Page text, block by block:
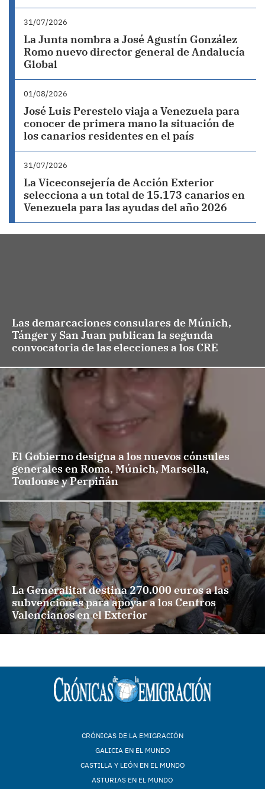
31/07/2026
La Junta nombra a José Agustín González
Romo nuevo director general de Andalucía
Global
01/08/2026
José Luis Perestelo viaja a Venezuela para
conocer de primera mano la situación de
los canarios residentes en el país
31/07/2026
La Viceconsejería de Acción Exterior
selecciona a un total de 15.173 canarios en
Venezuela para las ayudas del año 2026
Las demarcaciones consulares de Múnich,
Tánger y San Juan publican la segunda
convocatoria de las elecciones a los CRE
El Gobierno designa a los nuevos cónsules
generales en Roma, Múnich, Marsella,
Toulouse y Perpiñán
La Generalitat destina 270.000 euros a las
subvenciones para apoyar a los Centros
Valencianos en el Exterior
CRÓNICAS DE LA EMIGRACIÓN
GALICIA EN EL MUNDO
CASTILLA Y LEÓN EN EL MUNDO
ASTURIAS EN EL MUNDO